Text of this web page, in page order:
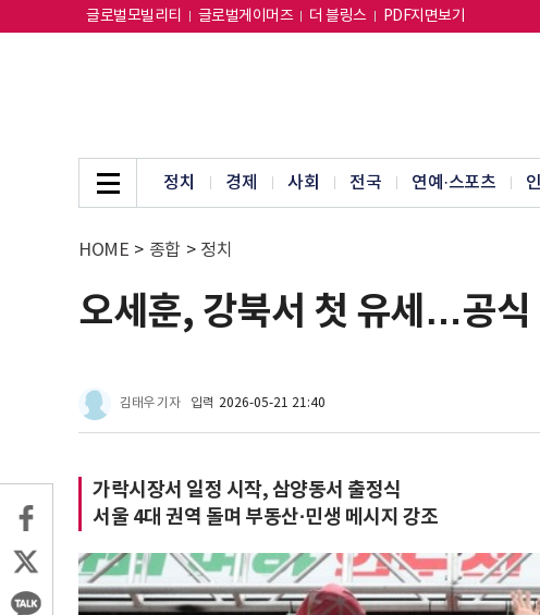
글로벌모빌리티 글로벌게이머즈 더 블링스 PDF지면보기
정치 경제 사회 전국 연예·스포츠
HOME > 종합 > 정치
오세훈, 강북서 첫 유세…공식
김태우 기자 입력 2026-05-21 21:40
가락시장서 일정 시작, 삼양동서 출정식
서울 4대 권역 돌며 부동산·민생 메시지 강조